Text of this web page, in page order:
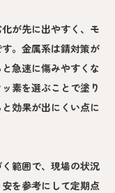
が先に出やすく、モ
。金属系は錆対策が
急速に傷みやすくな
素を選ぶことで塗り
効果が出にくい点に
範囲で、現場の状況
を参考にして定期点